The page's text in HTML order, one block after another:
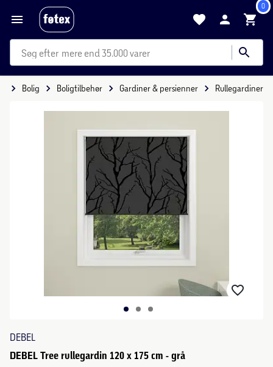
0
mere end 35.000 varer
Bolig Boligtilbehør Gardiner & persienner Rullegardiner
DEBEL
DEBEL Tree rullegardin 120 x 175 cm - grå